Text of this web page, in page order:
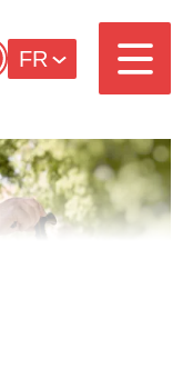
FR